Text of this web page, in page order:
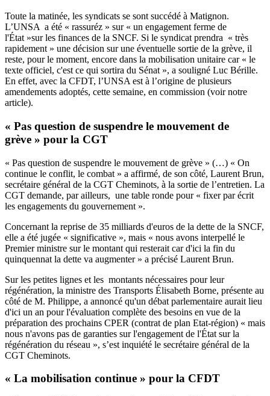
Toute la matinée, les syndicats se sont succédé à Matignon.
L’UNSA a été « rassuréz » sur « un engagement ferme de
l'État »sur les finances de la SNCF. Si le syndicat prendra « très
rapidement » une décision sur une éventuelle sortie de la grève, il
reste, pour le moment, encore dans la mobilisation unitaire car « le
texte officiel, c'est ce qui sortira du Sénat », a souligné Luc Bérille.
En effet, avec la CFDT, l’UNSA est à l’origine de plusieurs
amendements adoptés, cette semaine, en commission (voir notre
article).
« Pas question de suspendre le mouvement de
grève » pour la CGT
« Pas question de suspendre le mouvement de grève » (…) « On
continue le conflit, le combat » a affirmé, de son côté, Laurent Brun,
secrétaire général de la CGT Cheminots, à la sortie de l’entretien. La
CGT demande, par ailleurs, une table ronde pour « fixer par écrit
les engagements du gouvernement ».
Concernant la reprise de 35 milliards d'euros de la dette de la SNCF,
elle a été jugée « significative », mais « nous avons interpellé le
Premier ministre sur le montant qui resterait car d'ici la fin du
quinquennat la dette va augmenter » a précisé Laurent Brun.
Sur les petites lignes et les montants nécessaires pour leur
régénération, la ministre des Transports Élisabeth Borne, présente au
côté de M. Philippe, a annoncé qu'un débat parlementaire aurait lieu
d'ici un an pour l'évaluation complète des besoins en vue de la
préparation des prochains CPER (contrat de plan Etat-région) « mais
nous n'avons pas de garanties sur l'engagement de l'État sur la
régénération du réseau », s’est inquiété le secrétaire général de la
CGT Cheminots.
« La mobilisation continue » pour la CFDT